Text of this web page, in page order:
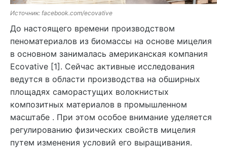
Источник: facebook.com/ecovative
До настоящего времени производством
пеноматериалов из биомассы на основе мицелия
в основном занималась американская компания
Ecovative [1]. Сейчас активные исследования
ведутся в области производства на обширных
площадях саморастущих волокнистых
композитных материалов в промышленном
масштабе . При этом особое внимание уделяется
регулированию физических свойств мицелия
путем изменения условий его выращивания.